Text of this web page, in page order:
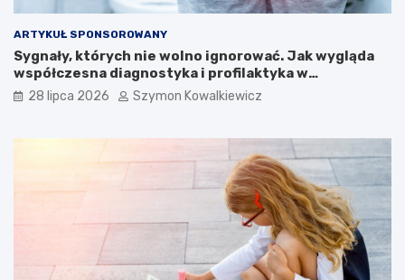
ARTYKUŁ SPONSOROWANY
Sygnały, których nie wolno ignorować. Jak wygląda
współczesna diagnostyka i profilaktyka w
proktologii?
28 lipca 2026 Szymon Kowalkiewicz